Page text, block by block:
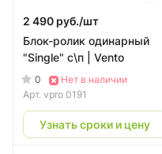
2 490 руб./шт
Блок-ролик одинарный
"Single" с\п | Vento
0
Нет в наличии
Арт. vpro 0191
Узнать сроки и цену